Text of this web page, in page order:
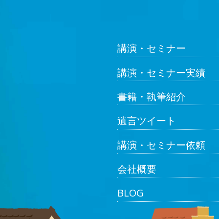
講演・セミナー
講演・セミナー実績
書籍・執筆紹介
遺言ツイート
講演・セミナー依頼
会社概要
BLOG